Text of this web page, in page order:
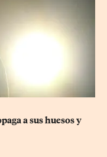
a sus huesos y